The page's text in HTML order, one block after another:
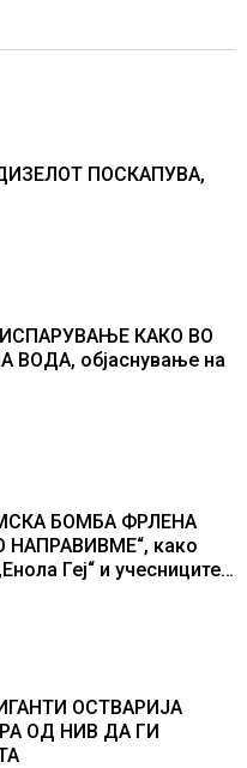
ПОСКАПУВА,
КАКО ВО
објаснување на
БОМБА ФРЛЕНА
како
Геј“ и учесниците
ОСТВАРИЈА
ОД НИВ ДА ГИ